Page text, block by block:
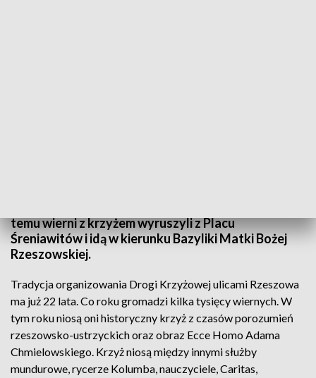
temu wierni z krzyżem wyruszyli z Placu
Śreniawitów i idą w kierunku Bazyliki Matki Bożej
Rzeszowskiej.
Tradycja organizowania Drogi Krzyżowej ulicami Rzeszowa
ma już 22 lata. Co roku gromadzi kilka tysięcy wiernych. W
tym roku niosą oni historyczny krzyż z czasów porozumień
rzeszowsko-ustrzyckich oraz obraz Ecce Homo Adama
Chmielowskiego. Krzyż niosą między innymi służby
mundurowe, rycerze Kolumba, nauczyciele, Caritas,